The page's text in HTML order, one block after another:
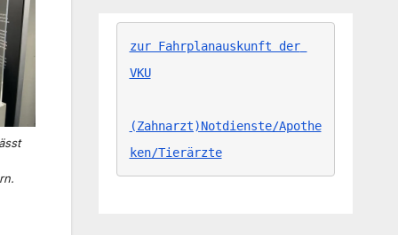
zur Fahrplanauskunft der
VKU
(Zahnarzt)Notdienste/Apothe
ken/Tierärzte